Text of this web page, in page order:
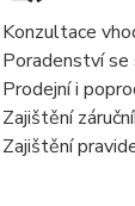
Konzultace
Poradenství
Prodejní i
Zajištění
Zajištění